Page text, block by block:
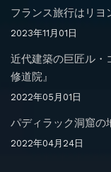
フランス旅行はリヨ
2023年11月01日
近代建築の巨匠ル・
修道院』
2022年05月01日
パディラック洞窟の
2022年04月24日